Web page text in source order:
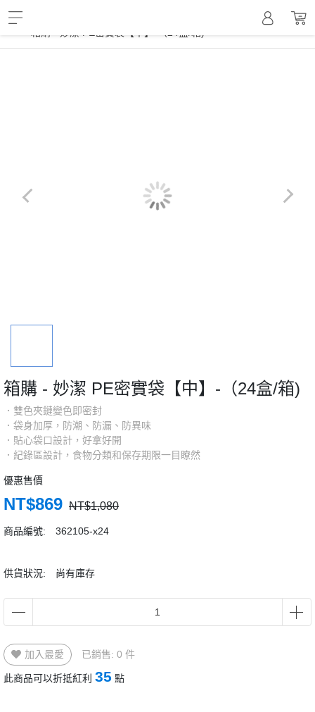
箱購 - 妙潔 PE密實袋【中】-（24盒/箱)
．雙色夾鏈變色即密封
．袋身加厚，防潮、防漏、防異味
．貼心袋口設計，好拿好開
．紀錄區設計，食物分類和保存期限一目瞭然
優惠售價
NT$869 NT$1,080
商品編號: 362105-x24
供貨狀況: 尚有庫存
加入最愛 已銷售: 0 件
此商品可以折抵紅利 35 點